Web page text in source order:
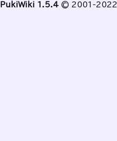
PukiWiki 1.5.4 © 2001-2022